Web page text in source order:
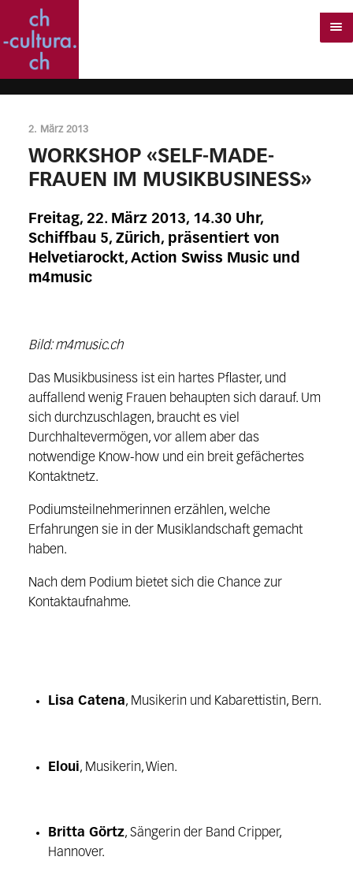
2. März 2013
WORKSHOP «SELF-MADE-
FRAUEN IM MUSIKBUSINESS»
Freitag, 22. März 2013, 14.30 Uhr,
Schiffbau 5, Zürich, präsentiert von
Helvetiarockt, Action Swiss Music und
m4music
Bild: m4music.ch
Das Musikbusiness ist ein hartes Pflaster, und
auffallend wenig Frauen behaupten sich darauf. Um
sich durchzuschlagen, braucht es viel
Durchhaltevermögen, vor allem aber das
notwendige Know-how und ein breit gefächertes
Kontaktnetz.
Podiumsteilnehmerinnen erzählen, welche
Erfahrungen sie in der Musiklandschaft gemacht
haben.
Nach dem Podium bietet sich die Chance zur
Kontaktaufnahme.
Lisa Catena, Musikerin und Kabarettistin, Bern.
Eloui, Musikerin, Wien.
Britta Görtz, Sängerin der Band Cripper,
Hannover.